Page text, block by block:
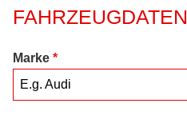
FAHRZEUGDATEN
Marke *
E.g. Audi